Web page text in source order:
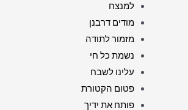
למנצח
מודים דרבנן
מזמור לתודה
נשמת כל חי
עלינו לשבח
פטום הקטורת
פותח את ידיך